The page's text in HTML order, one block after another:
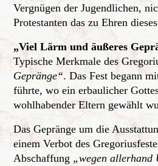
Vergnügen der Jugendlichen,
Protestanten das zu Ehren
„Viel Lärm und äußeres
Typische Merkmale des
Gepränge“. Das Fest begann
führte, wo ein erbaulicher
wohlhabender Eltern gewählt
Das Gepränge um die
einem Verbot des
Abschaffung „wegen allerhand